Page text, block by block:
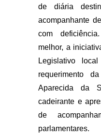
de diária
acompanhante
com
melhor, a
Legislativo
requerimento
Aparecida da
cadeirante e
de
parlamentares.